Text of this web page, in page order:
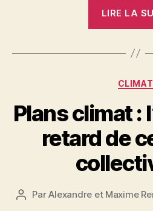
LIRE LA
CLIMAT
Plans climat :
retard de
Auteur
ParAlexandre et Maxime